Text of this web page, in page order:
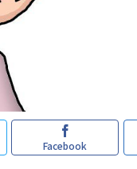
Facebook